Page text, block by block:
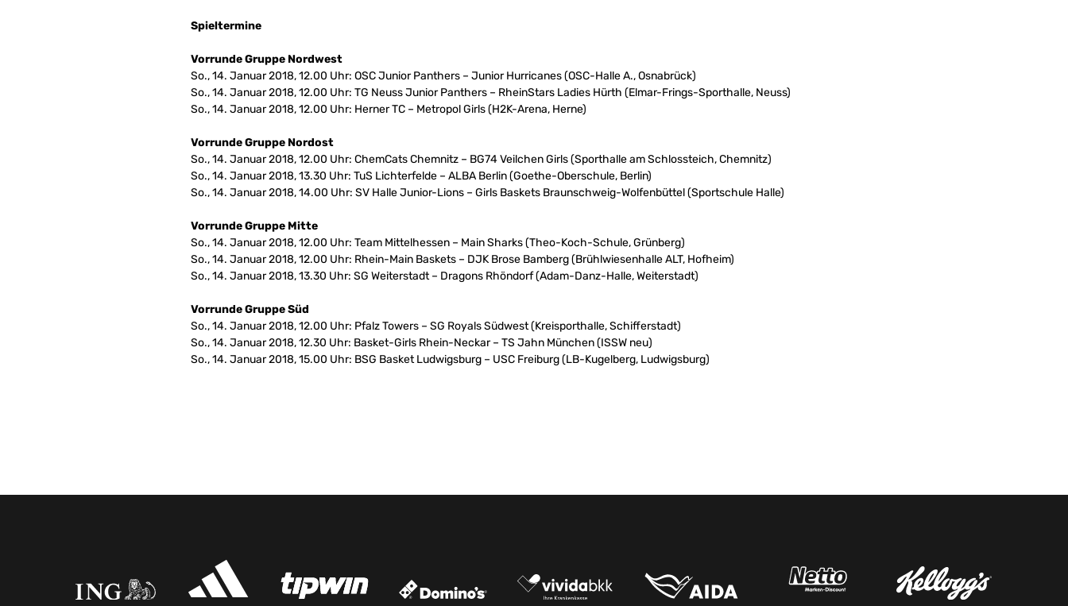
Spieltermine
Vorrunde Gruppe Nordwest
So., 14. Januar 2018, 12.00 Uhr: OSC Junior Panthers – Junior Hurricanes (OSC-Halle A., Osnabrück)
So., 14. Januar 2018, 12.00 Uhr: TG Neuss Junior Panthers – RheinStars Ladies Hürth (Elmar-Frings-Sporthalle, Neuss)
So., 14. Januar 2018, 12.00 Uhr: Herner TC – Metropol Girls (H2K-Arena, Herne)
Vorrunde Gruppe Nordost
So., 14. Januar 2018, 12.00 Uhr: ChemCats Chemnitz – BG74 Veilchen Girls (Sporthalle am Schlossteich, Chemnitz)
So., 14. Januar 2018, 13.30 Uhr: TuS Lichterfelde – ALBA Berlin (Goethe-Oberschule, Berlin)
So., 14. Januar 2018, 14.00 Uhr: SV Halle Junior-Lions – Girls Baskets Braunschweig-Wolfenbüttel (Sportschule Halle)
Vorrunde Gruppe Mitte
So., 14. Januar 2018, 12.00 Uhr: Team Mittelhessen – Main Sharks (Theo-Koch-Schule, Grünberg)
So., 14. Januar 2018, 12.00 Uhr: Rhein-Main Baskets – DJK Brose Bamberg (Brühlwiesenhalle ALT, Hofheim)
So., 14. Januar 2018, 13.30 Uhr: SG Weiterstadt – Dragons Rhöndorf (Adam-Danz-Halle, Weiterstadt)
Vorrunde Gruppe Süd
So., 14. Januar 2018, 12.00 Uhr: Pfalz Towers – SG Royals Südwest (Kreisporthalle, Schifferstadt)
So., 14. Januar 2018, 12.30 Uhr: Basket-Girls Rhein-Neckar – TS Jahn München (ISSW neu)
So., 14. Januar 2018, 15.00 Uhr: BSG Basket Ludwigsburg – USC Freiburg (LB-Kugelberg, Ludwigsburg)